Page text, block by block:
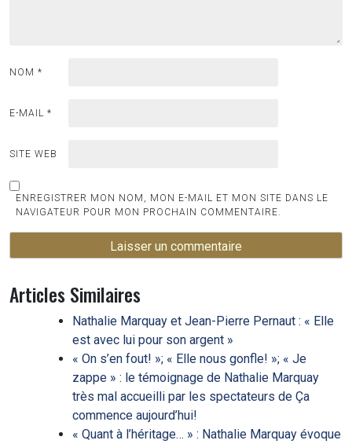
NOM *
E-MAIL *
SITE WEB
ENREGISTRER MON NOM, MON E-MAIL ET MON SITE DANS LE
NAVIGATEUR POUR MON PROCHAIN COMMENTAIRE.
Articles Similaires
Nathalie Marquay et Jean-Pierre Pernaut : « Elle
est avec lui pour son argent »
« On s’en fout! »; « Elle nous gonfle! »; « Je
zappe » : le témoignage de Nathalie Marquay
très mal accueilli par les spectateurs de Ça
commence aujourd’hui!
« Quant à l’héritage… » : Nathalie Marquay évoque